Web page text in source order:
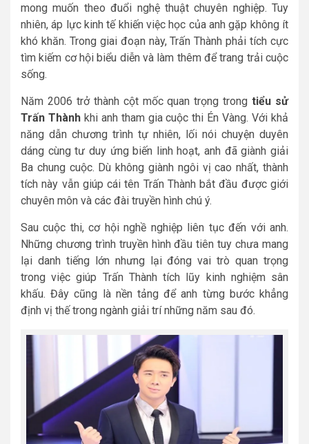
mong muốn theo đuổi nghệ thuật chuyên nghiệp. Tuy
nhiên, áp lực kinh tế khiến việc học của anh gặp không ít
khó khăn. Trong giai đoạn này, Trấn Thành phải tích cực
tìm kiếm cơ hội biểu diễn và làm thêm để trang trải cuộc
sống.
Năm 2006 trở thành cột mốc quan trọng trongtiểu sử
Trấn Thànhkhi anh tham gia cuộc thi Én Vàng. Với khả
năng dẫn chương trình tự nhiên, lối nói chuyện duyên
dáng cùng tư duy ứng biến linh hoạt, anh đã giành giải
Ba chung cuộc. Dù không giành ngôi vị cao nhất, thành
tích này vẫn giúp cái tên Trấn Thành bắt đầu được giới
chuyên môn và các đài truyền hình chú ý.
Sau cuộc thi, cơ hội nghề nghiệp liên tục đến với anh.
Những chương trình truyền hình đầu tiên tuy chưa mang
lại danh tiếng lớn nhưng lại đóng vai trò quan trọng
trong việc giúp Trấn Thành tích lũy kinh nghiệm sân
khấu. Đây cũng là nền tảng để anh từng bước khẳng
định vị thế trong ngành giải trí những năm sau đó.